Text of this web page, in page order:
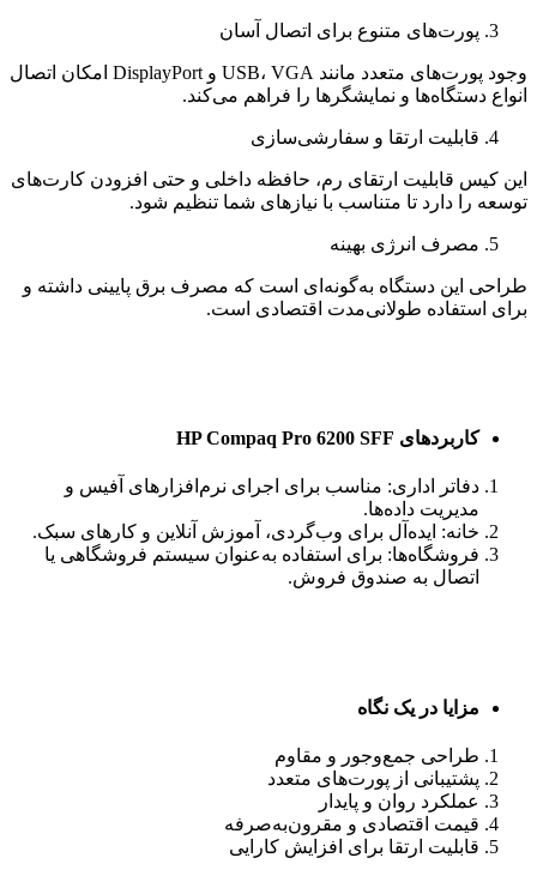
پورت‌های متنوع برای اتصال آسان
وجود پورت‌های متعدد مانند USB، VGA و DisplayPort امکان اتصال
انواع دستگاه‌ها و نمایشگرها را فراهم می‌کند.
قابلیت ارتقا و سفارشی‌سازی
این کیس قابلیت ارتقای رم، حافظه داخلی و حتی افزودن کارت‌های
توسعه را دارد تا متناسب با نیازهای شما تنظیم شود.
مصرف انرژی بهینه
طراحی این دستگاه به‌گونه‌ای است که مصرف برق پایینی داشته و
برای استفاده طولانی‌مدت اقتصادی است.
کاربردهای HP Compaq Pro 6200 SFF
دفاتر اداری: مناسب برای اجرای نرم‌افزارهای آفیس و
مدیریت داده‌ها.
خانه: ایده‌آل برای وب‌گردی، آموزش آنلاین و کارهای سبک.
فروشگاه‌ها: برای استفاده به‌عنوان سیستم فروشگاهی یا
اتصال به صندوق فروش.
مزایا در یک نگاه
طراحی جمع‌وجور و مقاوم
پشتیبانی از پورت‌های متعدد
عملکرد روان و پایدار
قیمت اقتصادی و مقرون‌به‌صرفه
قابلیت ارتقا برای افزایش کارایی